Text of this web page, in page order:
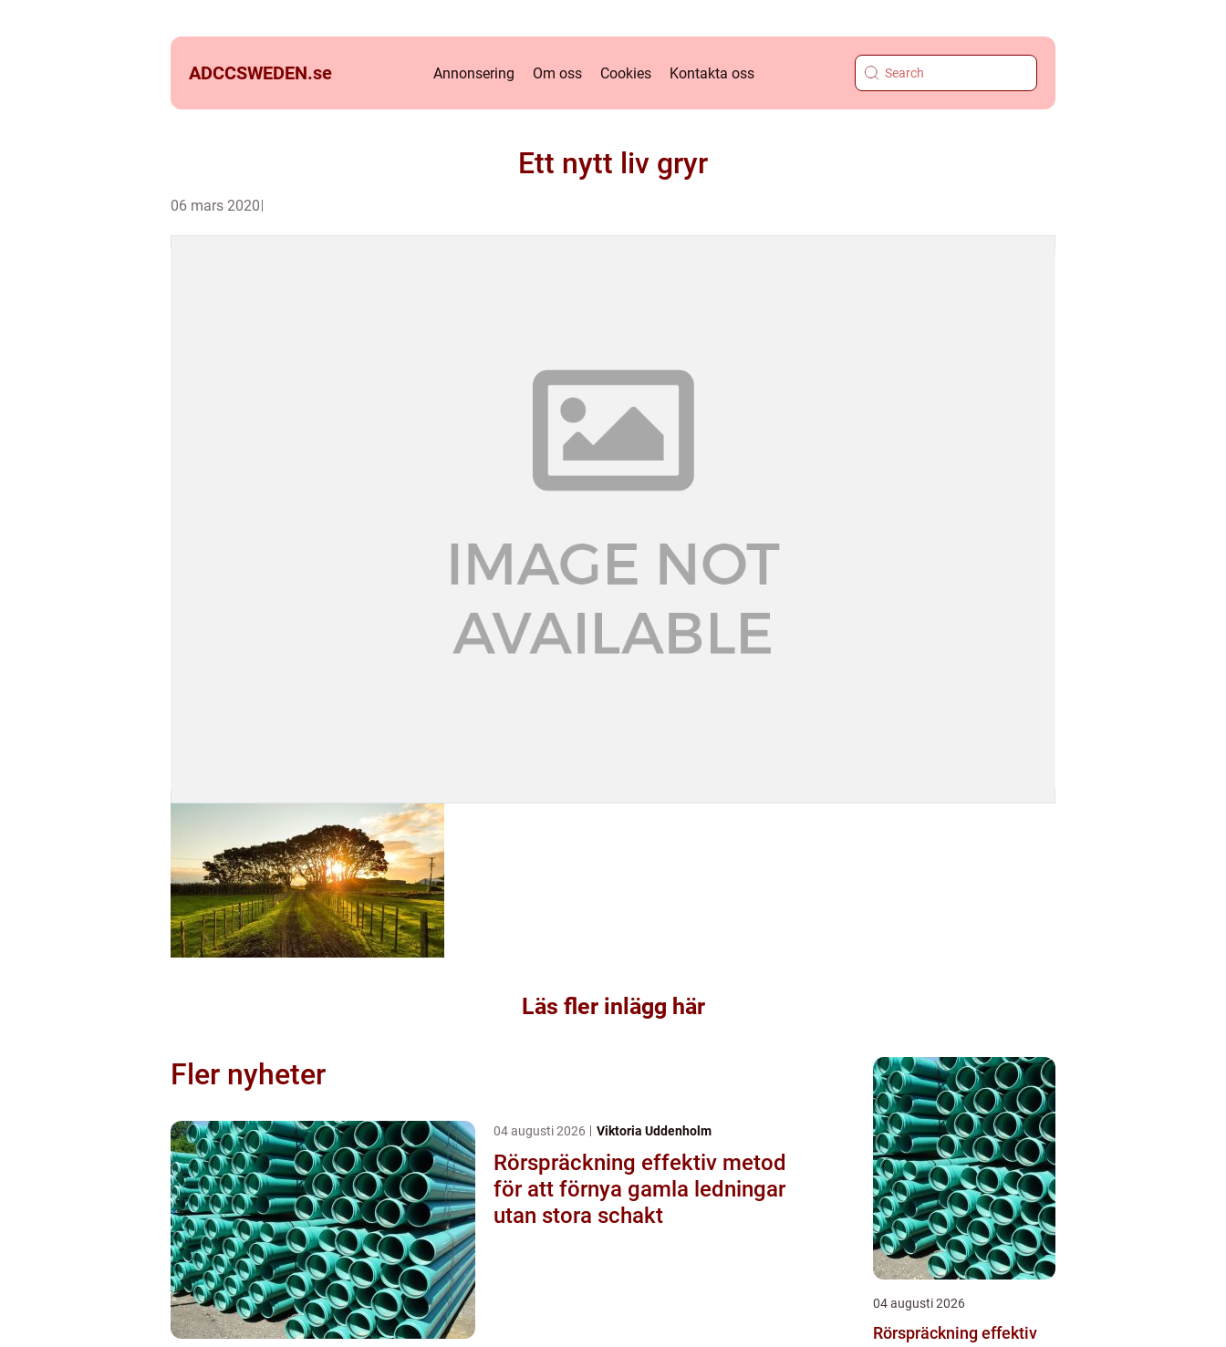
ADCCSWEDEN.se Annonsering Om oss Cookies Kontakta oss
Ett nytt liv gryr
06 mars 2020
Läs fler inlägg här
Fler nyheter
04 augusti 2026 Viktoria Uddenholm
Rörspräckning effektiv metod
för att förnya gamla ledningar
utan stora schakt
04 augusti 2026
Rörspräckning effektiv